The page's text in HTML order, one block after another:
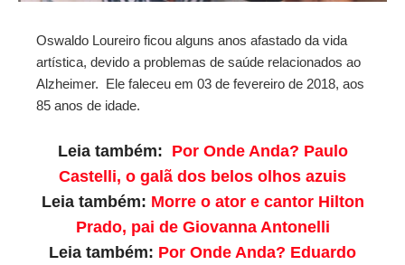
Oswaldo Loureiro ficou alguns anos afastado da vida
artística, devido a problemas de saúde relacionados ao
Alzheimer. Ele faleceu em 03 de fevereiro de 2018, aos
85 anos de idade.
Leia também: Por Onde Anda? Paulo
Castelli, o galã dos belos olhos azuis
Leia também: Morre o ator e cantor Hilton
Prado, pai de Giovanna Antonelli
Leia também: Por Onde Anda? Eduardo